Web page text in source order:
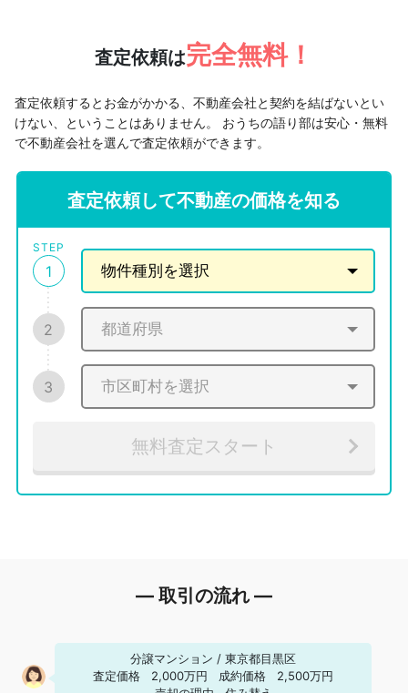
査定依頼は完全無料！
査定依頼するとお金がかかる、不動産会社と契約を結ばないとい
けない、ということはありません。 おうちの語り部は安心・無料
で不動産会社を選んで査定依頼ができます。
査定依頼して不動産の価格を知る
STEP
1
2
3
無料査定スタート
― 取引の流れ ―
分譲マンション / 東京都目黒区
査定価格
2,000万円 成約価格
2,500万円